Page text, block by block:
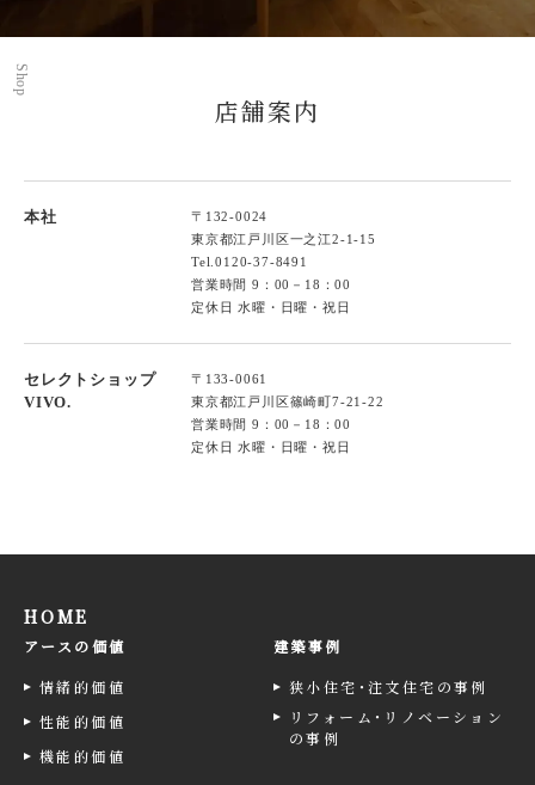
Shop
店舗案内
本社
〒132-0024
東京都江戸川区一之江2-1-15
Tel.0120-37-8491
営業時間 9：00－18：00
定休日 水曜・日曜・祝日
セレクトショップ
VIVO.
〒133-0061
東京都江戸川区篠崎町7-21-22
営業時間 9：00－18：00
定休日 水曜・日曜・祝日
HOME
アースの価値
情緒的価値
性能的価値
機能的価値
建築事例
狭小住宅･注文住宅の事例
リフォーム･リノベーション
の事例